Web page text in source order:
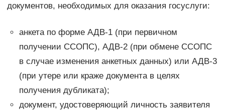
документов, необходимых для оказания госуслуги:
анкета по форме АДВ-1 (при первичном
получении ССОПС), АДВ-2 (при обмене ССОПС
в случае изменения анкетных данных) или АДВ-3
(при утере или краже документа в целях
получения дубликата);
документ, удостоверяющий личность заявителя